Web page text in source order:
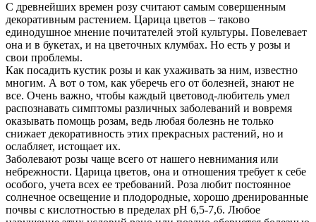
С древнейших времен розу считают самым совершенным
декоративным растением. Царица цветов – таково
единодушное мнение почитателей этой культуры. Повелевает
она и в букетах, и на цветочных клумбах. Но есть у розы и
свои проблемы.
Как посадить кустик розы и как ухаживать за ним, известно
многим. А вот о том, как уберечь его от болезней, знают не
все. Очень важно, чтобы каждый цветовод-любитель умел
распознавать симптомы различных заболеваний и вовремя
оказывать помощь розам, ведь любая болезнь не только
снижает декоративность этих прекрасных растений, но и
ослабляет, истощает их.
Заболевают розы чаще всего от нашего невнимания или
небрежности. Царица цветов, она и отношения требует к себе
особого, учета всех ее требований. Роза любит постоянное
солнечное освещение и плодородные, хорошо дренированные
почвы с кислотностью в пределах pH 6,5-7,6. Любое